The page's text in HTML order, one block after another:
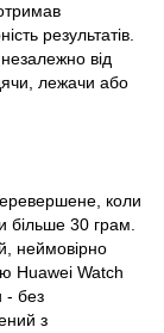
результатів.
від
лежачи або
коли
більше 30 грам.
неймовірно
Huawei Watch
- без
з